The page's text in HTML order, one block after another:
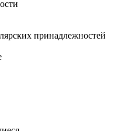
принадлежностей